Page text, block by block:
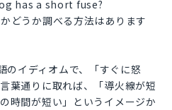
has a short fuse?
どうか調べる方法はあります
イディオムで、「すぐに怒
葉通りに取れば、「導火線が短
時間が短い」というイメージか